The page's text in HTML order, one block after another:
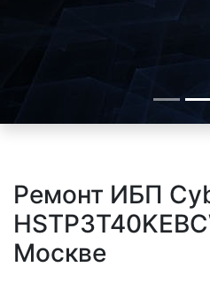
Ремонт ИБП
Москве